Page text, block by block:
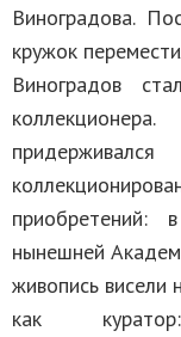
Виноградова.
кружок
Виноградов
приобретений:
нынешней
живопись висели
как